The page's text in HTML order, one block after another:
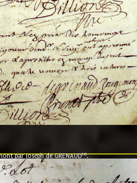
par Joseph de GRENAUD10.
le ving neuvième jour du mois de